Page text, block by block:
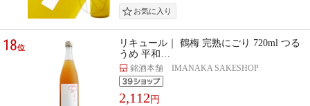
18位
リキュール｜ 鶴梅 完熟にごり 720ml つる
うめ 平和…
銘酒本舗 IMANAKA SAKESHOP
2,112 円